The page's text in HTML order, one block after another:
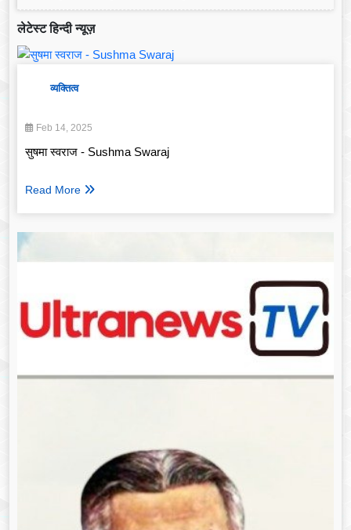
लेटेस्ट हिन्दी न्यूज़
व्यक्तित्व
Feb 14, 2025
सुषमा स्वराज - Sushma Swaraj
Read More